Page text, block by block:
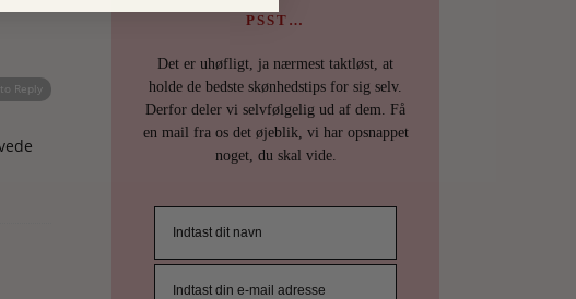
Reply
PSST…
Det er uhøfligt, ja nærmest taktløst, at
holde de bedste skønhedstips for sig selv.
Derfor deler vi selvfølgelig ud af dem. Få
en mail fra os det øjeblik, vi har opsnappet
noget, du skal vide.